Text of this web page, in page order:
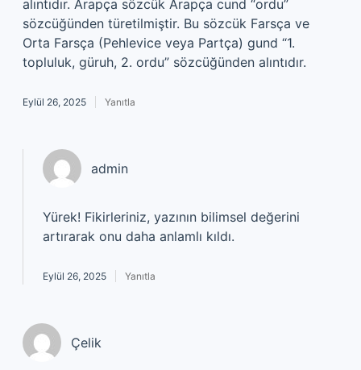
alıntıdır. Arapça sözcük Arapça cund “ordu”
sözcüğünden türetilmiştir. Bu sözcük Farsça ve
Orta Farsça (Pehlevice veya Partça) gund “1.
topluluk, güruh, 2. ordu” sözcüğünden alıntıdır.
Eylül 26, 2025 Yanıtla
admin
Yürek! Fikirleriniz, yazının bilimsel değerini
artırarak onu daha anlamlı kıldı.
Eylül 26, 2025 Yanıtla
Çelik